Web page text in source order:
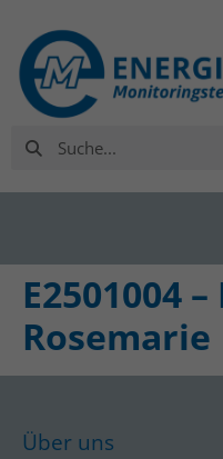
E2501004
Rosemarie
Über uns